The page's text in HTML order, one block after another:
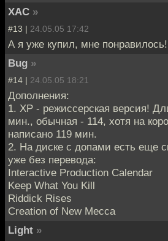
XAC »
#13 | 24.05.05 17:42
А я уже купил, мне
Bug »
#14 | 24.05.05 18:21
Дополнения:
1. ХР - режиссерская версия!
мин., обычная - 114, хотя на
написано 119 мин.
2. На диске с допами есть еще
уже без перевода:
Interactive Production Calendar
Keep What You Kill
Riddick Rises
Creation of New Mecca
Light »